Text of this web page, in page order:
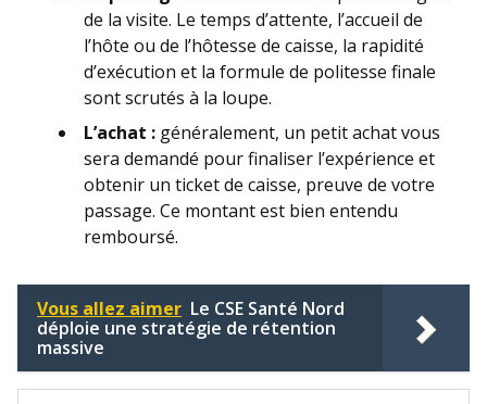
de la visite. Le temps d’attente, l’accueil de
l’hôte ou de l’hôtesse de caisse, la rapidité
d’exécution et la formule de politesse finale
sont scrutés à la loupe.
L’achat : généralement, un petit achat vous
sera demandé pour finaliser l’expérience et
obtenir un ticket de caisse, preuve de votre
passage. Ce montant est bien entendu
remboursé.
Vous allez aimer Le CSE Santé Nord
déploie une stratégie de rétention
massive